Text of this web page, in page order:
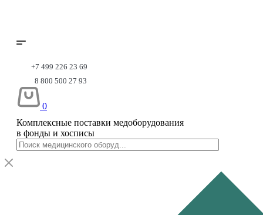
+7 499 226 23 69
8 800 500 27 93
0
Комплексные поставки медоборудования
в фонды и хосписы